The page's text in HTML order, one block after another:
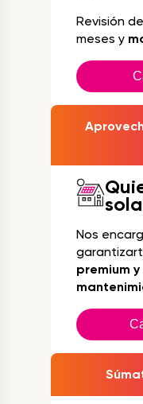
Revisión
meses y
Nos
premium